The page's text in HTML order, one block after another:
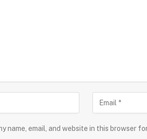
name, email, and website in this browser